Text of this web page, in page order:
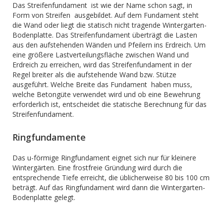
Das Streifenfundament ist wie der Name schon sagt, in
Form von Streifen ausgebildet. Auf dem Fundament steht
die Wand oder liegt die statisch nicht tragende Wintergarten-
Bodenplatte. Das Streifenfundament überträgt die Lasten
aus den aufstehenden Wänden und Pfeilern ins Erdreich. Um
eine größere Lastverteilungsfläche zwischen Wand und
Erdreich zu erreichen, wird das Streifenfundament in der
Regel breiter als die aufstehende Wand bzw. Stütze
ausgeführt. Welche Breite das Fundament haben muss,
welche Betongüte verwendet wird und ob eine Bewehrung
erforderlich ist, entscheidet die statische Berechnung für das
Streifenfundament.
Ringfundamente
Das u-förmige Ringfundament eignet sich nur für kleinere
Wintergärten. Eine frostfreie Gründung wird durch die
entsprechende Tiefe erreicht, die üblicherweise 80 bis 100 cm
beträgt. Auf das Ringfundament wird dann die Wintergarten-
Bodenplatte gelegt.